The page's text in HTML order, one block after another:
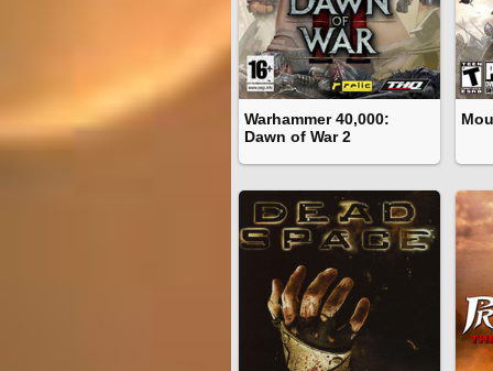
Warhammer 40,000:
Dawn of War 2